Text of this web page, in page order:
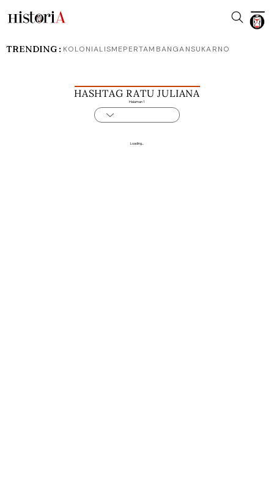
HASHTAG RATU JULIANA
Halaman 1
Loading...
TRENDING : KOLONIALISMEPERTAMBANGANSUKARNO